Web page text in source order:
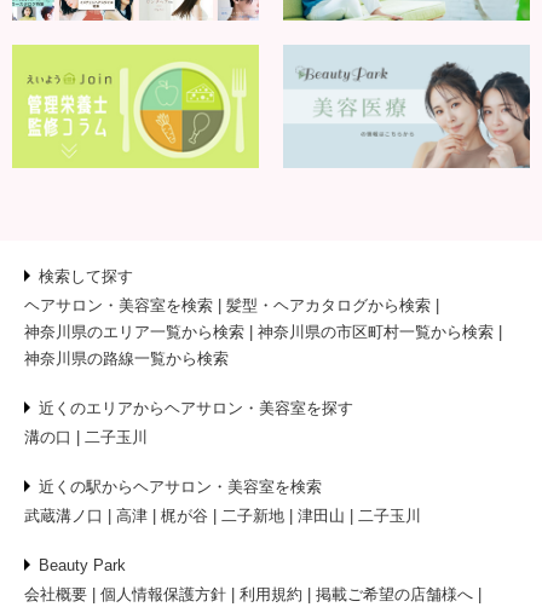
検索して探す
ヘアサロン・美容室を検索
髪型・ヘアカタログから検索
神奈川県のエリア一覧から検索
神奈川県の市区町村一覧から検索
神奈川県の路線一覧から検索
近くのエリアからヘアサロン・美容室を探す
溝の口
二子玉川
近くの駅からヘアサロン・美容室を検索
武蔵溝ノ口
高津 梶が谷 二子新地 津田山 二子玉川
Beauty Park
会社概要
個人情報保護方針 利用規約 掲載ご希望の店舗様へ